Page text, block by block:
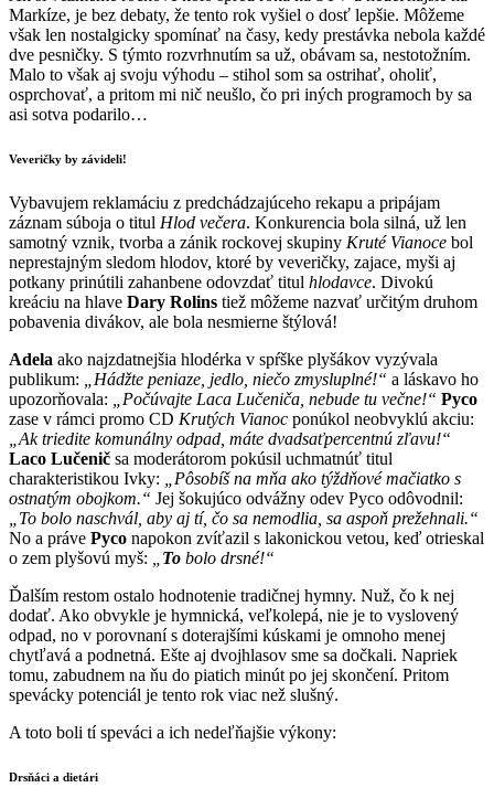
Markíze, je bez debaty, že tento rok vyšiel o dosť lepšie. Môžeme
však len nostalgicky spomínať na časy, kedy prestávka nebola každé
dve pesničky. S týmto rozvrhnutím sa už, obávam sa, nestotožním.
Malo to však aj svoju výhodu – stihol som sa ostrihať, oholiť,
osprchovať, a pritom mi nič neušlo, čo pri iných programoch by sa
asi sotva podarilo…
Veveričky by závideli!
Vybavujem reklamáciu z predchádzajúceho rekapu a pripájam
záznam súboja o titul Hlod večera. Konkurencia bola silná, už len
samotný vznik, tvorba a zánik rockovej skupiny Kruté Vianoce bol
neprestajným sledom hlodov, ktoré by veveričky, zajace, myši aj
potkany prinútili zahanbene odovzdať titul hlodavce. Divokú
kreáciu na hlave Dary Rolins tiež môžeme nazvať určitým druhom
pobavenia divákov, ale bola nesmierne štýlová!
Adela ako najzdatnejšia hlodérka v spŕške plyšákov vyzývala
publikum:
„Hádžte peniaze, jedlo, niečo zmysluplné!“ a láskavo ho
upozorňovala:
„Počúvajte Laca Lučeniča, nebude tu večne!“ Pyco
zase v rámci promo CD Krutých Vianoc ponúkol neobvyklú akciu:
„Ak triedite komunálny odpad, máte dvadsaťpercentnú zľavu!“
Laco Lučenič sa moderátorom pokúsil uchmatnúť titul
charakteristikou Ivky:
„Pôsobíš na mňa ako týždňové mačiatko s
ostnatým obojkom.“ Jej šokujúco odvážny odev Pyco odôvodnil:
„To bolo naschvál, aby aj tí, čo sa nemodlia, sa aspoň prežehnali.“
No a práve Pyco napokon zvíťazil s lakonickou vetou, keď otrieskal
o zem plyšovú myš:
To bolo drsné!“
Ďalším restom ostalo hodnotenie tradičnej hymny. Nuž, čo k nej
dodať. Ako obvykle je hymnická, veľkolepá, nie je to vyslovený
odpad, no v porovnaní s doterajšími kúskami je omnoho menej
chytľavá a podnetná. Ešte aj dvojhlasov sme sa dočkali. Napriek
tomu, zabudnem na ňu do piatich minút po jej skončení. Pritom
spevácky potenciál je tento rok viac než slušný.
A toto boli tí speváci a ich nedeľňajšie výkony:
Drsňáci a dietári